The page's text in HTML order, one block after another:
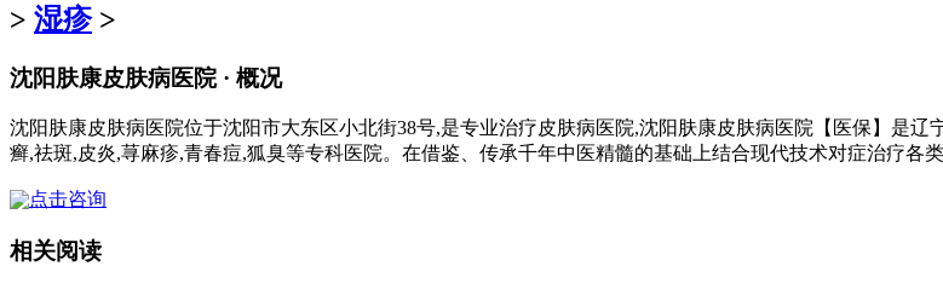
> 湿疹>
沈阳肤康皮肤病医院 · 概况
沈阳肤康皮肤病医院位于沈阳市大东区小北街38号,是专业治疗皮肤病医院,沈阳肤康皮肤病医院【医保】是
癣,祛斑,皮炎,荨麻疹,青春痘,狐臭等专科医院。在借鉴、传承千年中医精髓的基础上结合现代技术对症治疗各
点击咨询
相关阅读